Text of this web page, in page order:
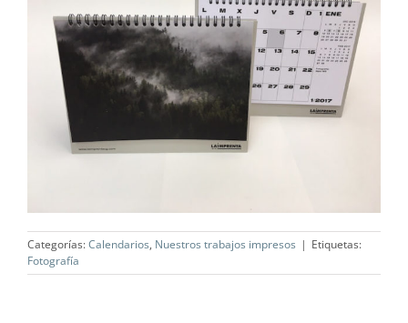
Categorías:Calendarios, Nuestros trabajos impresos | Etiquetas:
Fotografía